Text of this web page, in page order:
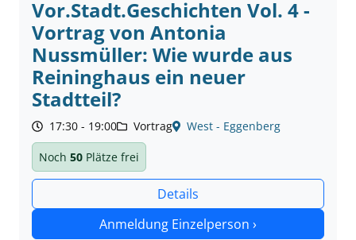
Vor.Stadt.Geschichten Vol. 4 -
Vortrag von Antonia
Nussmüller: Wie wurde aus
Reininghaus ein neuer
Stadtteil?
17:30 - 19:00 Vortrag West - Eggenberg
Noch 50 Plätze frei
Details
Anmeldung Einzelperson ›